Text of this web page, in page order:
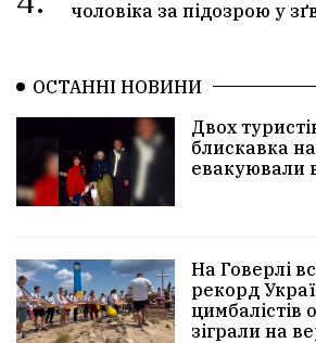
чоловіка за підозрою у
ОСТАННІ НОВИНИ
Двох
блискавка
евакуювали
На Говерлі
рекорд
цимбалістів
зіграли на